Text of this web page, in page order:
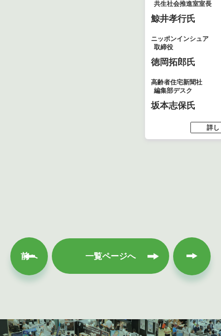
共生社会推進室室長
鯨井孝行氏
ニッポンインシュア
取締役
徳岡拓郎氏
高齢者住宅新聞社
編集部デスク
坂本志保氏
詳
前へ 一覧ページへ
次へ